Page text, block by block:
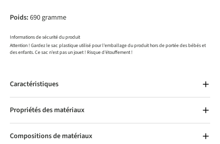
Poids:690 gramme
Informations de sécurité du produit
Attention ! Gardez le sac plastique utilisé pour l'emballage du produit hors de portée des bébés et
des enfants. Ce sac n'est pas un jouet ! Risque d'étouffement !
Caractéristiques
Propriétés des matériaux
Compositions de matériaux